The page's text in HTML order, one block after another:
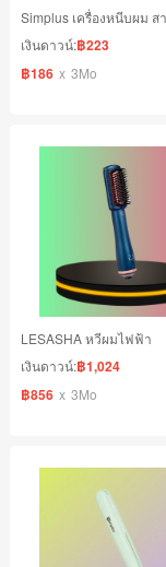
เงินดาวน์:฿223
฿186 x 3Mo
LESASHA หวีผมไฟฟ้า
เงินดาวน์:฿1,024
฿856 x 3Mo